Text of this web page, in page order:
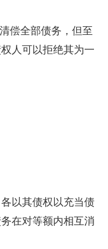
全部债务，但至
人可以拒绝其为一
以其债权以充当债
在对等额内相互消